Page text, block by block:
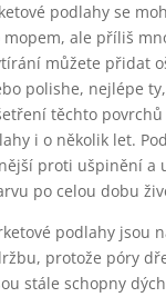
podlahy se
ale příliš
můžete přidat
polishe, nejlépe
těchto
i o několik let.
proti ušpinění a
po celou dobu
podlahy jsou
protože póry
stále schopny